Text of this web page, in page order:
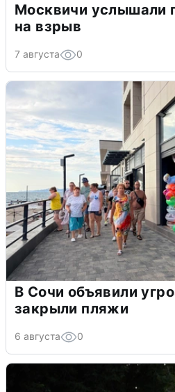
Москвичи услышали
на взрыв
7 августа 0
В Сочи объявили
закрыли пляжи
6 августа 0